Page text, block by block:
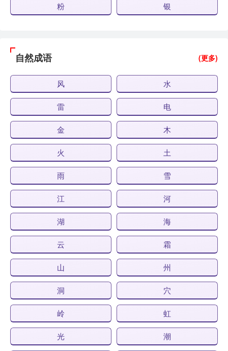
粉 银
自然成语 (更多)
风 水
雷 电
金 木
火 土
雨 雪
江 河
湖 海
云 霜
山 州
洞 穴
岭 虹
光 潮